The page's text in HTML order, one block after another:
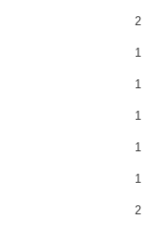
2
1
1
1
1
1
2